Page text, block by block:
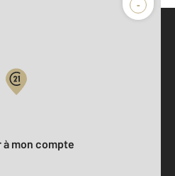
-
à mon compte